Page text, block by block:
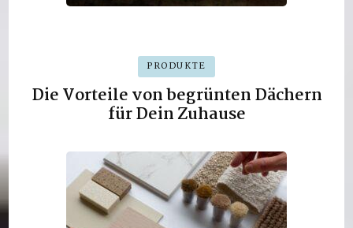
PRODUKTE
Die Vorteile von begrünten Dächern
für Dein Zuhause